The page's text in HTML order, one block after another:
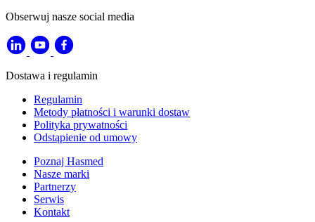
Obserwuj nasze social media
Dostawa i regulamin
Regulamin
Metody płatności i warunki dostaw
Polityka prywatności
Odstąpienie od umowy
Poznaj Hasmed
Nasze marki
Partnerzy
Serwis
Kontakt